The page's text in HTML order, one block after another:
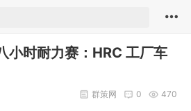
小时耐力赛：HRC 工厂车
470
0
群策网